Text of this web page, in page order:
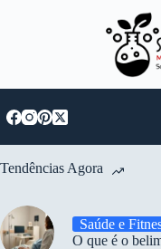
Tendências Agora
Saúde e
O que é o